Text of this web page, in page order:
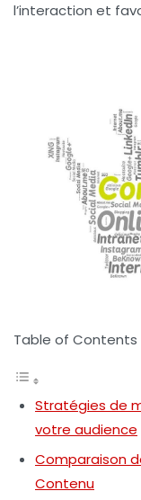
l’interaction et
Table of Contents
Stratégies de
votre audience
Comparaison
Contenu